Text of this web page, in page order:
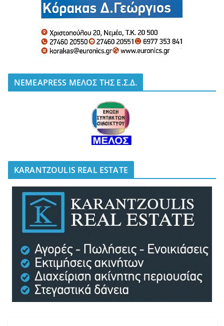
NEMEAPRESS ΜΕΛΟΣ ΤΗΣ Ε.Σ.Δ.
KARANTZOULIS REAL ESTATE